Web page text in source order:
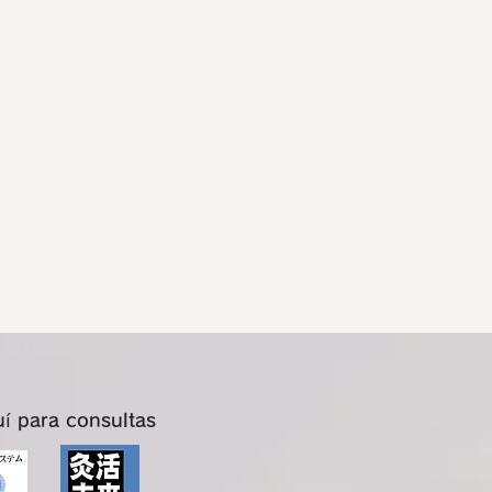
para consultas